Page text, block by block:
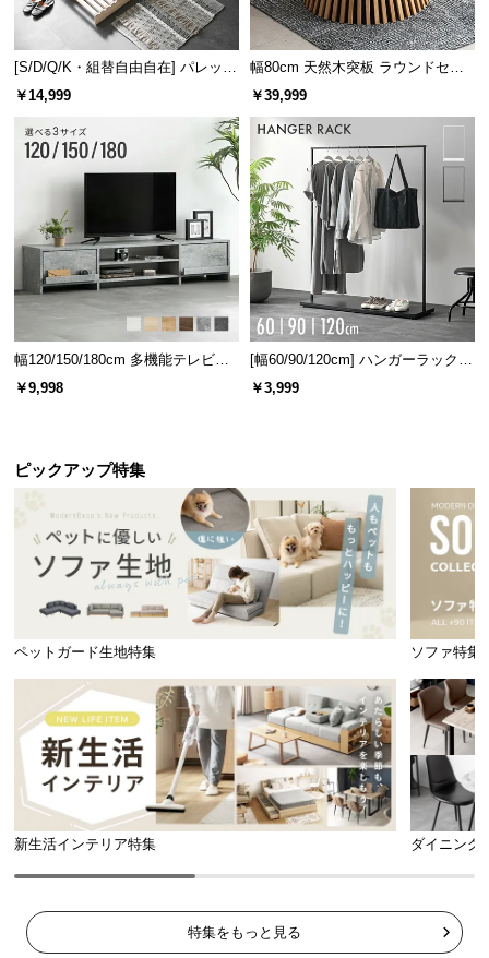
[S/D/Q/K・組替自由自在] パレット
ベッド 8/12/16枚セット
￥14,999
幅80cm 天然木突板 ラウンドセン
ターテーブル 美しい格子デザイン
￥39,999
幅120/150/180cm 多機能テレビボ
ード 木目/石目調 オープン収納・
引き出し収納付き
￥9,998
[幅60/90/120cm] ハンガーラック
スチール 4段階高さ調節 サイドフ
ック オープンラック シンプル
￥3,999
ピックアップ特集
ペットガード生地特集 ソファ特集
新生活インテリア特集 ダイニング
特集をもっと見る